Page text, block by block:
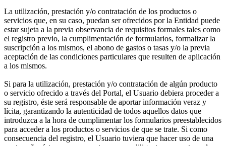
La utilización, prestación y/o contratación de los productos o
servicios que, en su caso, puedan ser ofrecidos por la Entidad puede
estar sujeta a la previa observancia de requisitos formales tales como
el registro previo, la cumplimentación de formularios, formalizar la
suscripción a los mismos, el abono de gastos o tasas y/o la previa
aceptación de las condiciones particulares que resulten de aplicación
a los mismos.
Si para la utilización, prestación y/o contratación de algún producto
o servicio ofrecido a través del Portal, el Usuario debiera proceder a
su registro, éste será responsable de aportar información veraz y
lícita, garantizando la autenticidad de todos aquellos datos que
introduzca a la hora de cumplimentar los formularios preestablecidos
para acceder a los productos o servicios de que se trate. Si como
consecuencia del registro, el Usuario tuviera que hacer uso de una